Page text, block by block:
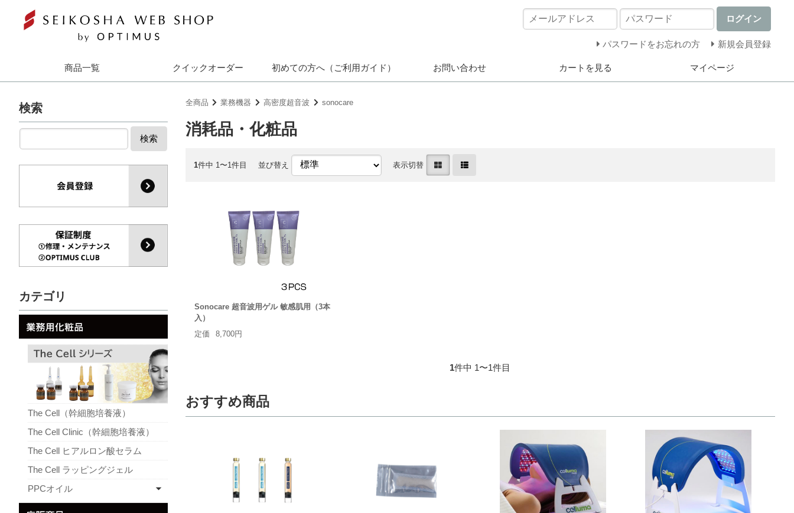
ログイン
パスワードをお忘れの方 新規会員登録
商品一覧 クイックオーダー 初めての方へ（ご利用ガイド） お問い合わせ カートを見る マイページ
全商品 業務機器 高密度超音波 sonocare
消耗品・化粧品
1件中 1〜1件目 並び替え 表示切替
Sonocare 超音波用ゲル 敏感肌用（3本
入）
定価
8,700円
1件中 1〜1件目
おすすめ商品
検索
検索
カテゴリ
The Cell（幹細胞培養液）
The Cell Clinic（幹細胞培養液）
The Cell ヒアルロン酸セラム
The Cell ラッピングジェル
PPCオイル